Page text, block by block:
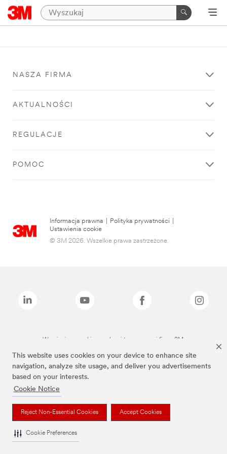
This website uses cookies on your device to enhance site
navigation, analyze site usage, and deliver you advertisements
based on your interests.
Cookie Notice
Reject Non-Essential Cookies Accept Cookies
Cookie Preferences
NASZA FIRMA
AKTUALNOŚCI
REGULACJE
POMOC
Informacja prawna Polityka prywatności
Ustawienia cookie
© 3M 2026. Wszelkie prawa zastrzeżone.
Wymienione marki są znakami towarowymi firmy 3M.